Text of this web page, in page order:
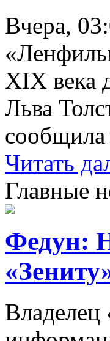
Вчера,
XIX века
Льва
сообщила
Читать
Главные
Федун:
Владелец